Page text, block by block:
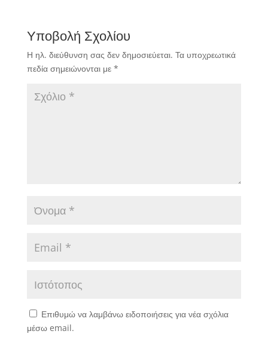
Υποβολή Σχολίου
Η ηλ. διεύθυνση σας δεν δημοσιεύεται. Τα υποχρεωτικά
πεδία σημειώνονται με *
Επιθυμώ να λαμβάνω ειδοποιήσεις για νέα σχόλια
μέσω email.